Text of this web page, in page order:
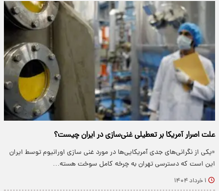
علت اصرار آمریکا بر تعطیلی غنی‌سازی در ایران چیست؟
«یکی از نگرانی‌های جدی آمریکایی‌ها در مورد غنی سازی اورانیوم توسط ایران
این است که دسترسی تهران به چرخه کامل سوخت هسته…
۱ خرداد ۱۴۰۴